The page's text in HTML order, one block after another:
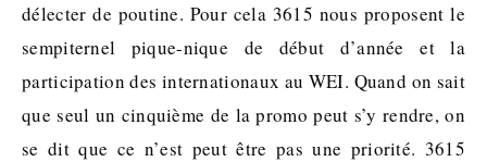
délecter de poutine. Pour cela 3615 nous proposent le
sempiternel pique-nique de début d’année et la
participation des internationaux au WEI. Quand on sait
que seul un cinquième de la promo peut s’y rendre, on
se dit que ce n’est peut être pas une priorité. 3615